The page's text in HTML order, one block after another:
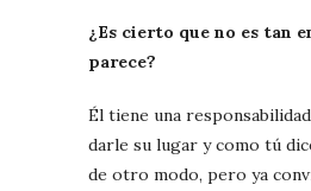
¿Es cierto que no es tan
parece?
Él tiene una
darle su lugar y como tú
de otro modo, pero ya